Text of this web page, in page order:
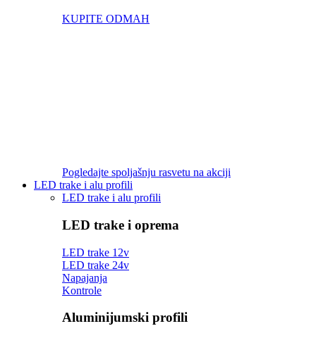
KUPITE ODMAH
Pogledajte spoljašnju rasvetu na akciji
LED trake i alu profili
LED trake i alu profili
LED trake i oprema
LED trake 12v
LED trake 24v
Napajanja
Kontrole
Aluminijumski profili